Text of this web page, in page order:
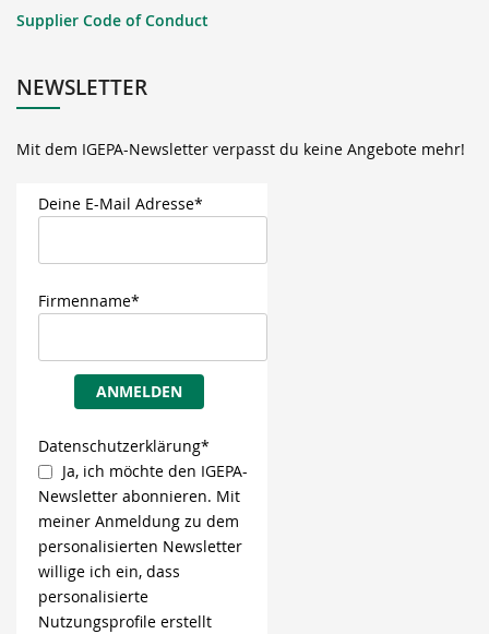
Supplier Code of Conduct
NEWSLETTER
Mit dem IGEPA-Newsletter verpasst du keine Angebote mehr!
Deine E-Mail Adresse*
Firmenname*
ANMELDEN
Datenschutzerklärung*
Ja, ich möchte den IGEPA-
Newsletter abonnieren. Mit
meiner Anmeldung zu dem
personalisierten Newsletter
willige ich ein, dass
personalisierte
Nutzungsprofile erstellt